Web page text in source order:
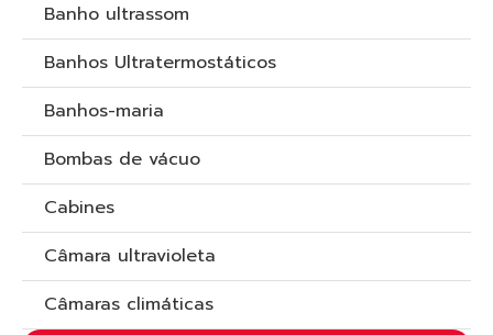
Banho ultrassom
Banhos Ultratermostáticos
Banhos-maria
Bombas de vácuo
Cabines
Câmara ultravioleta
Câmaras climáticas